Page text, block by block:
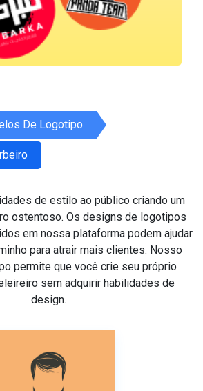
De Logotipo
de estilo ao público criando um
ostentoso. Os designs de logotipos
em nossa plataforma podem ajudar
para atrair mais clientes. Nosso
permite que você crie seu próprio
sem adquirir habilidades de
design.